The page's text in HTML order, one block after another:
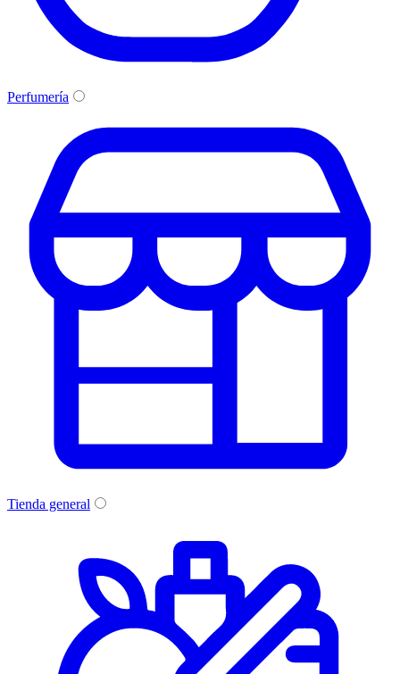
Perfumería
Tienda general